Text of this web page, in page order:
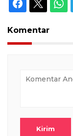
Komentar
Kirim